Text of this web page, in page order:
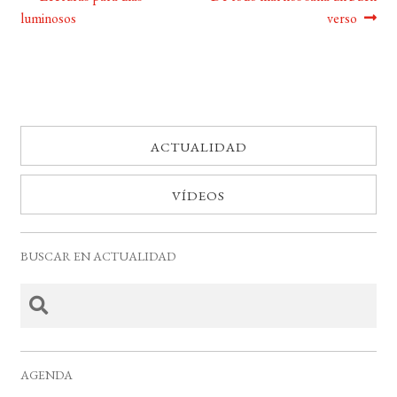
de
luminosos
verso
ACTUALIDAD
VÍDEOS
BUSCAR EN ACTUALIDAD
AGENDA